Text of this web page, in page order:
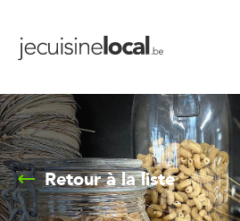
Retour à la liste